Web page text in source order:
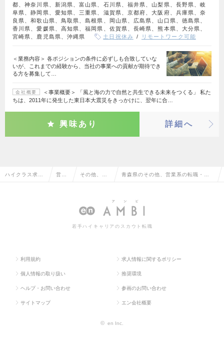
都、神奈川県、新潟県、富山県、石川県、福井県、山梨県、長野県、岐
阜県、静岡県、愛知県、三重県、滋賀県、京都府、大阪府、兵庫県、奈
良県、和歌山県、鳥取県、島根県、岡山県、広島県、山口県、徳島県、
香川県、愛媛県、高知県、福岡県、佐賀県、長崎県、熊本県、大分県、
宮崎県、鹿児島県、沖縄県
土日祝休み リモートワーク可能
＜業務内容＞ 各ポジションの条件に必ずしも合致していな
いが、これまでの経験から、当社の事業への貢献が期待でき
る方を募集して…
会社概要
＜事業概要＞ 「風と海の力で自然と共生できる未来をつくる」 私た
ちは、2011年に発生した東日本大震災をきっかけに、翌年に合…
興味あり 詳細へ
ハイクラス求人 営業 その他、営 青森県のその他、営業系の転職・求
若手ハイキャリアのスカウト転職
利用規約 求人情報に関するポリシー
個人情報の取り扱い 推奨環境
ヘルプ・お問い合わせ 参画のお問い合わせ
サイトマップ エン会社概要
© en Inc.